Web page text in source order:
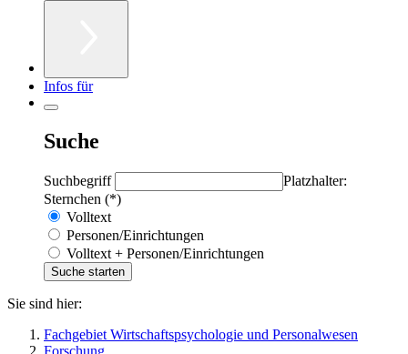
Infos für
Suche
Suchbegriff
Platzhalter:
Sternchen (*)
Volltext
Personen/Einrichtungen
Volltext + Personen/Einrichtungen
Sie sind hier:
Fachgebiet Wirtschaftspsychologie und Personalwesen
Forschung